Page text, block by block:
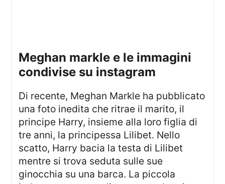
meghan markle e le immagini
condivise su instagram
Di recente, Meghan Markle ha pubblicato
una foto inedita che ritrae il marito, il
principe Harry, insieme alla loro figlia di
tre anni, la principessa Lilibet. Nello
scatto, Harry bacia la testa di Lilibet
mentre si trova seduta sulle sue
ginocchia su una barca. La piccola